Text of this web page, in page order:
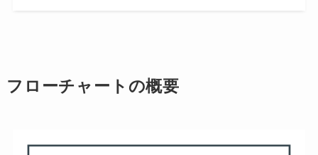
フローチャートの概要